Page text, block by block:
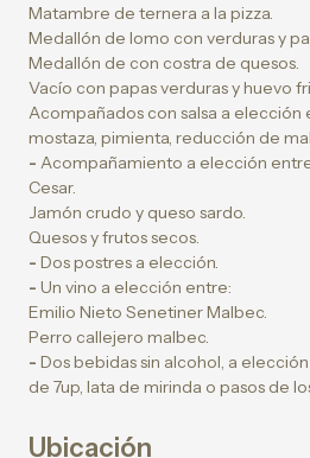
Matambre de ternera a la pizza.
Medallón de lomo con verduras y
Medallón de con costra de quesos.
Vacío con papas verduras y huevo
Acompañados con salsa a elección
mostaza, pimienta, reducción de
- Acompañamiento a elección
Cesar.
Jamón crudo y queso sardo.
Quesos y frutos secos.
- Dos postres a elección.
- Un vino a elección entre:
Emilio Nieto Senetiner Malbec.
Perro callejero malbec.
- Dos bebidas sin alcohol, a
de 7up, lata de mirinda o pasos de
Ubicación